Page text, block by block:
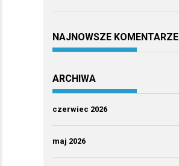
NAJNOWSZE KOMENTARZE
ARCHIWA
czerwiec 2026
maj 2026